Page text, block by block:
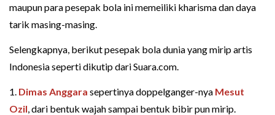
maupun para pesepak bola ini memeiliki kharisma dan daya
tarik masing-masing.
Selengkapnya, berikut pesepak bola dunia yang mirip artis
Indonesia seperti dikutip dari Suara.com.
1. Dimas Anggara sepertinya doppelganger-nya Mesut
Ozil, dari bentuk wajah sampai bentuk bibir pun mirip.